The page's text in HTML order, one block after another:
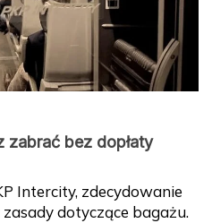
zabrać bez dopłaty
Intercity, zdecydowanie
dotyczące bagażu.